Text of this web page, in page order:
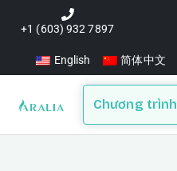
+1 (603) 932 7897
English 简体中文
Chương trình